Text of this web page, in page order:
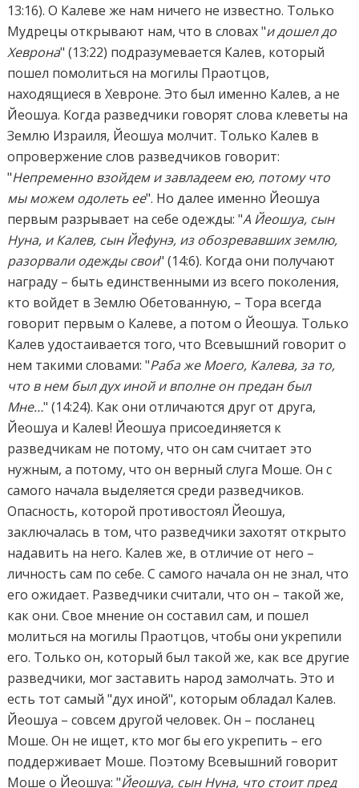
13:16). О Калеве же нам ничего не известно. Только
Мудрецы открывают нам, что в словах "и дошел до
Хеврона" (13:22) подразумевается Калев, который
пошел помолиться на могилы Праотцов,
находящиеся в Хевроне. Это был именно Калев, а не
Йеошуа. Когда разведчики говорят слова клеветы на
Землю Израиля, Йеошуа молчит. Только Калев в
опровержение слов разведчиков говорит:
"Непременно взойдем и завладеем ею, потому что
мы можем одолеть ее". Но далее именно Йеошуа
первым разрывает на себе одежды: "А Йеошуа, сын
Нуна, и Калев, сын Йефунэ, из обозревавших землю,
разорвали одежды свои" (14:6). Когда они получают
награду – быть единственными из всего поколения,
кто войдет в Землю Обетованную, – Тора всегда
говорит первым о Калеве, а потом о Йеошуа. Только
Калев удостаивается того, что Всевышний говорит о
нем такими словами: "Раба же Моего, Калева, за то,
что в нем был дух иной и вполне он предан был
Мне…" (14:24). Как они отличаются друг от друга,
Йеошуа и Калев! Йеошуа присоединяется к
разведчикам не потому, что он сам считает это
нужным, а потому, что он верный слуга Моше. Он с
самого начала выделяется среди разведчиков.
Опасность, которой противостоял Йеошуа,
заключалась в том, что разведчики захотят открыто
надавить на него. Калев же, в отличие от него –
личность сам по себе. С самого начала он не знал, что
его ожидает. Разведчики считали, что он – такой же,
как они. Свое мнение он составил сам, и пошел
молиться на могилы Праотцов, чтобы они укрепили
его. Только он, который был такой же, как все другие
разведчики, мог заставить народ замолчать. Это и
есть тот самый "дух иной", которым обладал Калев.
Йеошуа – совсем другой человек. Он – посланец
Моше. Он не ищет, кто мог бы его укрепить – его
поддерживает Моше. Поэтому Всевышний говорит
Моше о Йеошуа: "Йеошуа, сын Нуна, что стоит пред